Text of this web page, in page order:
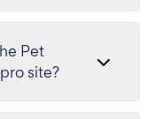
Pet
site?